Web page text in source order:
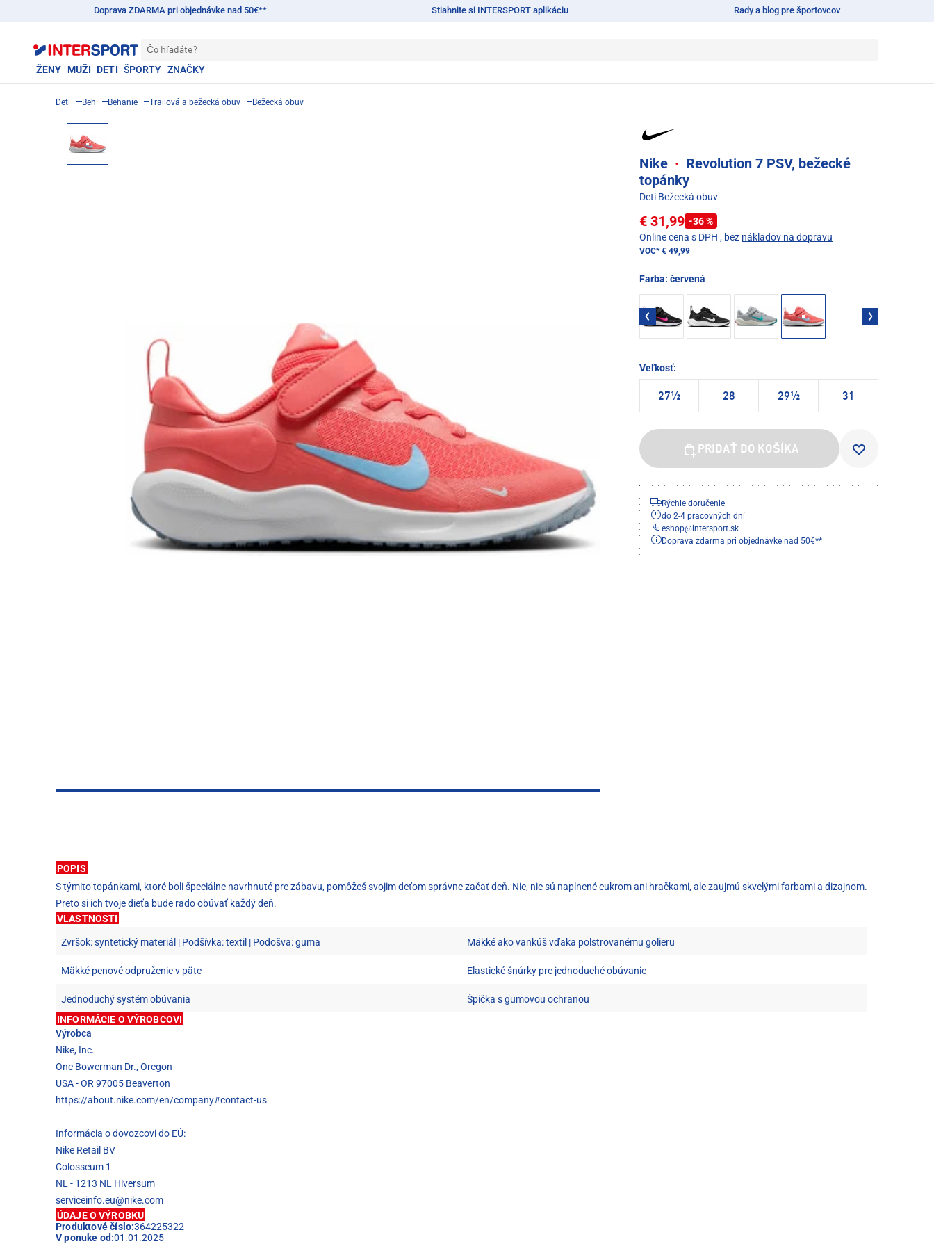
Doprava ZDARMA pri objednávke nad 50€** Stiahnite si INTERSPORT aplikáciu Rady a blog pre športovcov
Čo hľadáte?
ŽENY MUŽI DETI ŠPORTY ZNAČKY
Deti Beh Behanie Trailová a bežecká obuv Bežecká obuv
Nike · Revolution 7 PSV, bežecké
topánky
Deti Bežecká obuv
€ 31,99 -36 %
Online cena s DPH , bez nákladov na dopravu
VOC*€ 49,99
Farba: červená
Veľkosť:
27½ 28 29½ 31
PRIDAŤ DO KOŠÍKA
Rýchle doručenie
do 2-4 pracovných dní
eshop@intersport.sk
Doprava zdarma pri objednávke nad 50€**
POPIS
S týmito topánkami, ktoré boli špeciálne navrhnuté pre zábavu, pomôžeš svojim deťom správne začať deň. Nie, nie sú naplnené cukrom ani hračkami, ale zaujmú skvelými farbami a dizajnom.
Preto si ich tvoje dieťa bude rado obúvať každý deň.
VLASTNOSTI
Zvršok: syntetický materiál | Podšívka: textil | Podošva: guma Mäkké ako vankúš vďaka polstrovanému golieru
Mäkké penové odpruženie v päte Elastické šnúrky pre jednoduché obúvanie
Jednoduchý systém obúvania
Špička s gumovou ochranou
INFORMÁCIE O VÝROBCOVI
Výrobca
Nike, Inc.
One Bowerman Dr., Oregon
USA - OR 97005 Beaverton
https://about.nike.com/en/company#contact-us
Informácia o dovozcovi do EÚ:
Nike Retail BV
Colosseum 1
NL - 1213 NL Hiversum
serviceinfo.eu@nike.com
ÚDAJE O VÝROBKU
Produktové číslo:364225322
V ponuke od:01.01.2025